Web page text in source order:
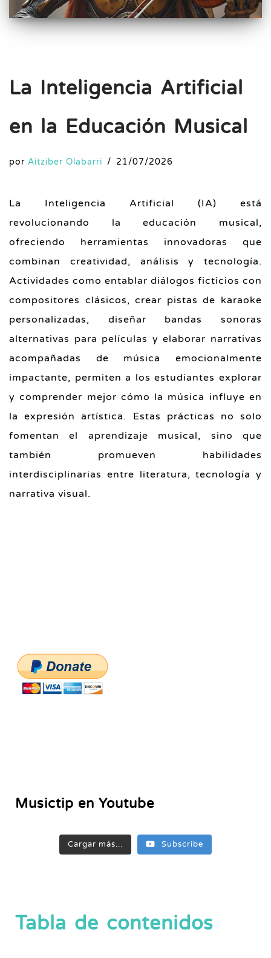
La Inteligencia Artificial
en la Educación Musical
por Aitziber Olabarri 21/07/2026
La Inteligencia Artificial (IA) está
revolucionando la educación musical,
ofreciendo herramientas innovadoras que
combinan creatividad, análisis y tecnología.
Actividades como entablar diálogos ficticios con
compositores clásicos, crear pistas de karaoke
personalizadas, diseñar bandas sonoras
alternativas para películas y elaborar narrativas
acompañadas de música emocionalmente
impactante, permiten a los estudiantes explorar
y comprender mejor cómo la música influye en
la expresión artística. Estas prácticas no solo
fomentan el aprendizaje musical, sino que
también promueven habilidades
interdisciplinarias entre literatura, tecnología y
narrativa visual.
Musictip en Youtube
Cargar más... Subscribe
Tabla de contenidos